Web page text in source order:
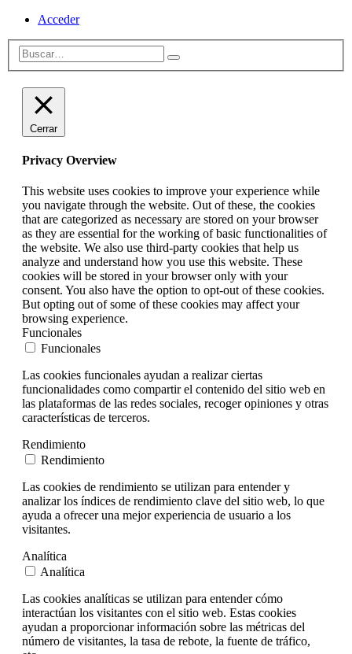
Acceder
Cerrar
Privacy Overview
This website uses cookies to improve your experience while
you navigate through the website. Out of these, the cookies
that are categorized as necessary are stored on your browser
as they are essential for the working of basic functionalities of
the website. We also use third-party cookies that help us
analyze and understand how you use this website. These
cookies will be stored in your browser only with your
consent. You also have the option to opt-out of these cookies.
But opting out of some of these cookies may affect your
browsing experience.
Funcionales
Funcionales
Las cookies funcionales ayudan a realizar ciertas
funcionalidades como compartir el contenido del sitio web en
las plataformas de las redes sociales, recoger opiniones y otras
características de terceros.
Rendimiento
Rendimiento
Las cookies de rendimiento se utilizan para entender y
analizar los índices de rendimiento clave del sitio web, lo que
ayuda a ofrecer una mejor experiencia de usuario a los
visitantes.
Analítica
Analítica
Las cookies analíticas se utilizan para entender cómo
interactúan los visitantes con el sitio web. Estas cookies
ayudan a proporcionar información sobre las métricas del
número de visitantes, la tasa de rebote, la fuente de tráfico,